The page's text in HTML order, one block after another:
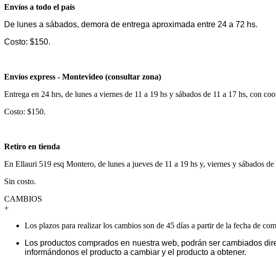
Envíos a todo el país
De lunes a sábados, demora de entrega aproximada entre 24 a 72 hs.
Costo: $150.
Envíos express - Montevideo (consultar zona)
Entrega en 24 hrs, de lunes a viernes de 11 a 19 hs y sábados de 11 a 17 hs, con
Costo: $150.
Retiro en tienda
En Ellauri 519 esq Montero, de lunes a jueves de 11 a 19 hs y, viernes y sábados de
Sin costo.
CAMBIOS
+
Los plazos para realizar los cambios son de 45 días a partir de la fecha de
Los productos comprados en nuestra web, podrán ser cambiados
informándonos el producto a cambiar y el producto a obtener.